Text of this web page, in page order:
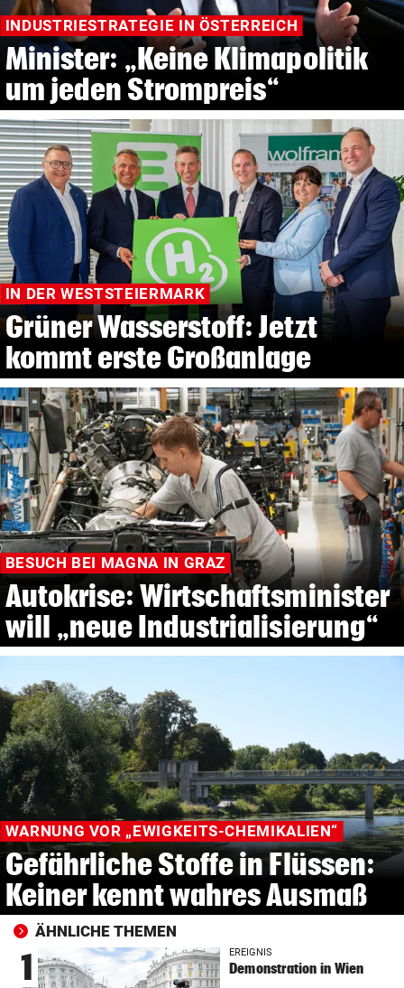
INDUSTRIESTRATEGIE IN ÖSTERREICH
Minister: „Keine Klimapolitik
um jeden Strompreis“
IN DER WESTSTEIERMARK
Grüner Wasserstoff: Jetzt
kommt erste Großanlage
BESUCH BEI MAGNA IN GRAZ
Autokrise: Wirtschaftsminister
will „neue Industrialisierung“
WARNUNG VOR „EWIGKEITS-CHEMIKALIEN“
Gefährliche Stoffe in Flüssen:
Keiner kennt wahres Ausmaß
ÄHNLICHE THEMEN
1 EREIGNIS
Demonstration in Wien